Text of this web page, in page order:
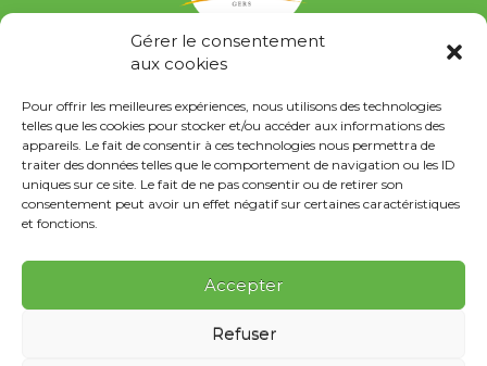
Gérer le consentement
aux cookies
Pour offrir les meilleures expériences, nous utilisons des technologies
telles que les cookies pour stocker et/ou accéder aux informations des
appareils. Le fait de consentir à ces technologies nous permettra de
traiter des données telles que le comportement de navigation ou les ID
uniques sur ce site. Le fait de ne pas consentir ou de retirer son
consentement peut avoir un effet négatif sur certaines caractéristiques
et fonctions.
Accepter
Refuser